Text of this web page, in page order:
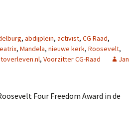
, abdijplein, activist, CG Raad,
, Mandela, nieuwe kerk, Roosevelt,
, Voorzitter CG-Raad
Jan
Four Freedom Award in de